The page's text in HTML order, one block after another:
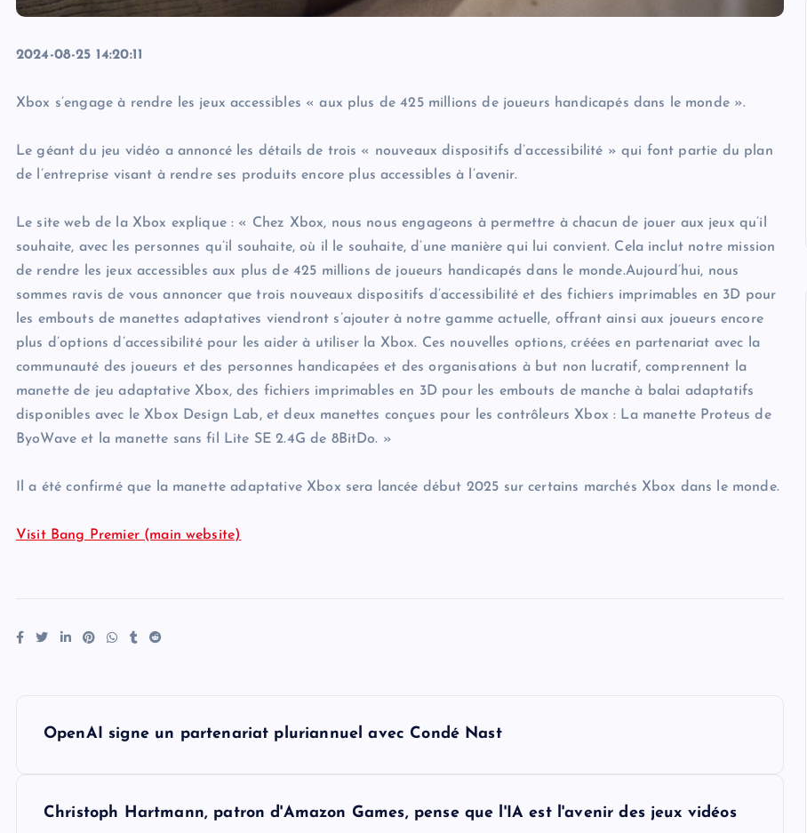
2024-08-25 14:20:11
Xbox s’engage à rendre les jeux accessibles « aux plus de 425 millions de joueurs handicapés dans le monde ».
Le géant du jeu vidéo a annoncé les détails de trois « nouveaux dispositifs d’accessibilité » qui font partie du plan
de l’entreprise visant à rendre ses produits encore plus accessibles à l’avenir.
Le site web de la Xbox explique : « Chez Xbox, nous nous engageons à permettre à chacun de jouer aux jeux qu’il
souhaite, avec les personnes qu’il souhaite, où il le souhaite, d’une manière qui lui convient. Cela inclut notre mission
de rendre les jeux accessibles aux plus de 425 millions de joueurs handicapés dans le monde.Aujourd’hui, nous
sommes ravis de vous annoncer que trois nouveaux dispositifs d’accessibilité et des fichiers imprimables en 3D pour
les embouts de manettes adaptatives viendront s’ajouter à notre gamme actuelle, offrant ainsi aux joueurs encore
plus d’options d’accessibilité pour les aider à utiliser la Xbox. Ces nouvelles options, créées en partenariat avec la
communauté des joueurs et des personnes handicapées et des organisations à but non lucratif, comprennent la
manette de jeu adaptative Xbox, des fichiers imprimables en 3D pour les embouts de manche à balai adaptatifs
disponibles avec le Xbox Design Lab, et deux manettes conçues pour les contrôleurs Xbox : La manette Proteus de
ByoWave et la manette sans fil Lite SE 2.4G de 8BitDo. »
Il a été confirmé que la manette adaptative Xbox sera lancée début 2025 sur certains marchés Xbox dans le monde.
Visit Bang Premier (main website)
OpenAI signe un partenariat pluriannuel avec Condé Nast
Christoph Hartmann, patron d'Amazon Games, pense que l'IA est l'avenir des jeux vidéos